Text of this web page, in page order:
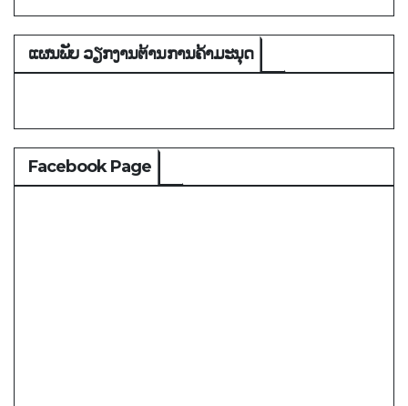
ແຜນພັບ ວຽກງານຕ້ານການຄ້າມະນຸດ
Facebook Page